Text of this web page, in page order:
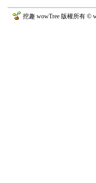
挖趣 wowTree 版權所有 ©